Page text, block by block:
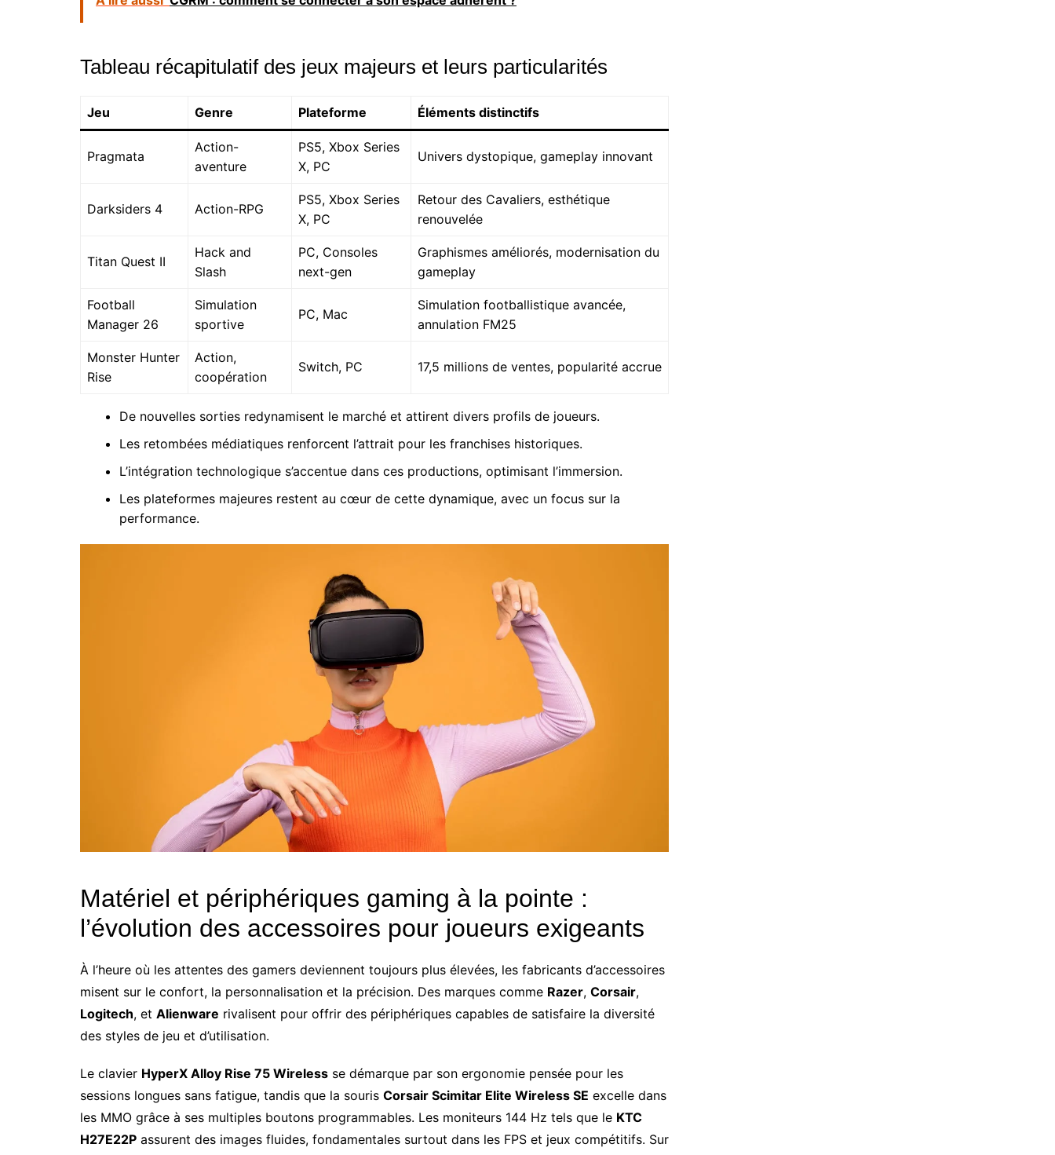
Tableau récapitulatif des jeux majeurs et leurs particularités
Jeu Genre Plateforme Éléments distinctifs
Pragmata
Action-
aventure
PS5, Xbox Series
X, PC
Univers dystopique, gameplay innovant
Darksiders 4 Action-RPG
PS5, Xbox Series
X, PC
Retour des Cavaliers, esthétique
renouvelée
Titan Quest II
Hack and
Slash
PC, Consoles
next-gen
Graphismes améliorés, modernisation du
gameplay
Football
Manager 26
Simulation
sportive
PC, Mac
Simulation footballistique avancée,
annulation FM25
Monster Hunter
Rise
Action,
coopération
Switch, PC 17,5 millions de ventes, popularité accrue
De nouvelles sorties redynamisent le marché et attirent divers profils de joueurs.
Les retombées médiatiques renforcent l’attrait pour les franchises historiques.
L’intégration technologique s’accentue dans ces productions, optimisant l’immersion.
Les plateformes majeures restent au cœur de cette dynamique, avec un focus sur la
performance.
Matériel et périphériques gaming à la pointe :
l’évolution des accessoires pour joueurs exigeants
À l’heure où les attentes des gamers deviennent toujours plus élevées, les fabricants d’accessoires
misent sur le confort, la personnalisation et la précision. Des marques comme Razer, Corsair,
Logitech, et Alienware rivalisent pour offrir des périphériques capables de satisfaire la diversité
des styles de jeu et d’utilisation.
Le clavier HyperX Alloy Rise 75 Wireless se démarque par son ergonomie pensée pour les
sessions longues sans fatigue, tandis que la souris Corsair Scimitar Elite Wireless SE excelle dans
les MMO grâce à ses multiples boutons programmables. Les moniteurs 144 Hz tels que le KTC
H27E22P assurent des images fluides, fondamentales surtout dans les FPS et jeux compétitifs. Sur